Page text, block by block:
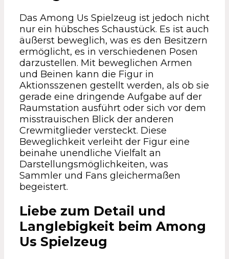
Das Among Us Spielzeug ist jedoch nicht
nur ein hübsches Schaustück. Es ist auch
äußerst beweglich, was es den Besitzern
ermöglicht, es in verschiedenen Posen
darzustellen. Mit beweglichen Armen
und Beinen kann die Figur in
Aktionsszenen gestellt werden, als ob sie
gerade eine dringende Aufgabe auf der
Raumstation ausführt oder sich vor dem
misstrauischen Blick der anderen
Crewmitglieder versteckt. Diese
Beweglichkeit verleiht der Figur eine
beinahe unendliche Vielfalt an
Darstellungsmöglichkeiten, was
Sammler und Fans gleichermaßen
begeistert.
Liebe zum Detail und
Langlebigkeit beim Among
Us Spielzeug